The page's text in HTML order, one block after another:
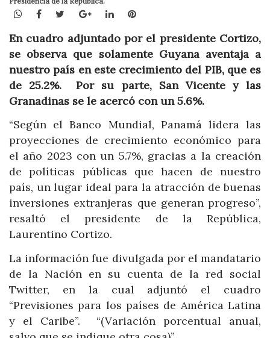
WhatsApp
Facebook
TwitterGoogle+LinkedInPinterest
En cuadro adjuntado por el presidente Cortizo,
se observa que solamente Guyana aventaja a
nuestro país en este crecimiento del PIB, que es
de 25.2%. Por su parte, San Vicente y las
Granadinas se le acercó con un 5.6%.
“Según el Banco Mundial, Panamá lidera las
proyecciones de crecimiento económico para
el año 2023 con un 5.7%, gracias a la creación
de políticas públicas que hacen de nuestro
país, un lugar ideal para la atracción de buenas
inversiones extranjeras que generan progreso”,
resaltó el presidente de la República,
Laurentino Cortizo.
La información fue divulgada por el mandatario
de la Nación en su cuenta de la red social
Twitter, en la cual adjuntó el cuadro
“Previsiones para los países de América Latina
y el Caribe”. “(Variación porcentual anual,